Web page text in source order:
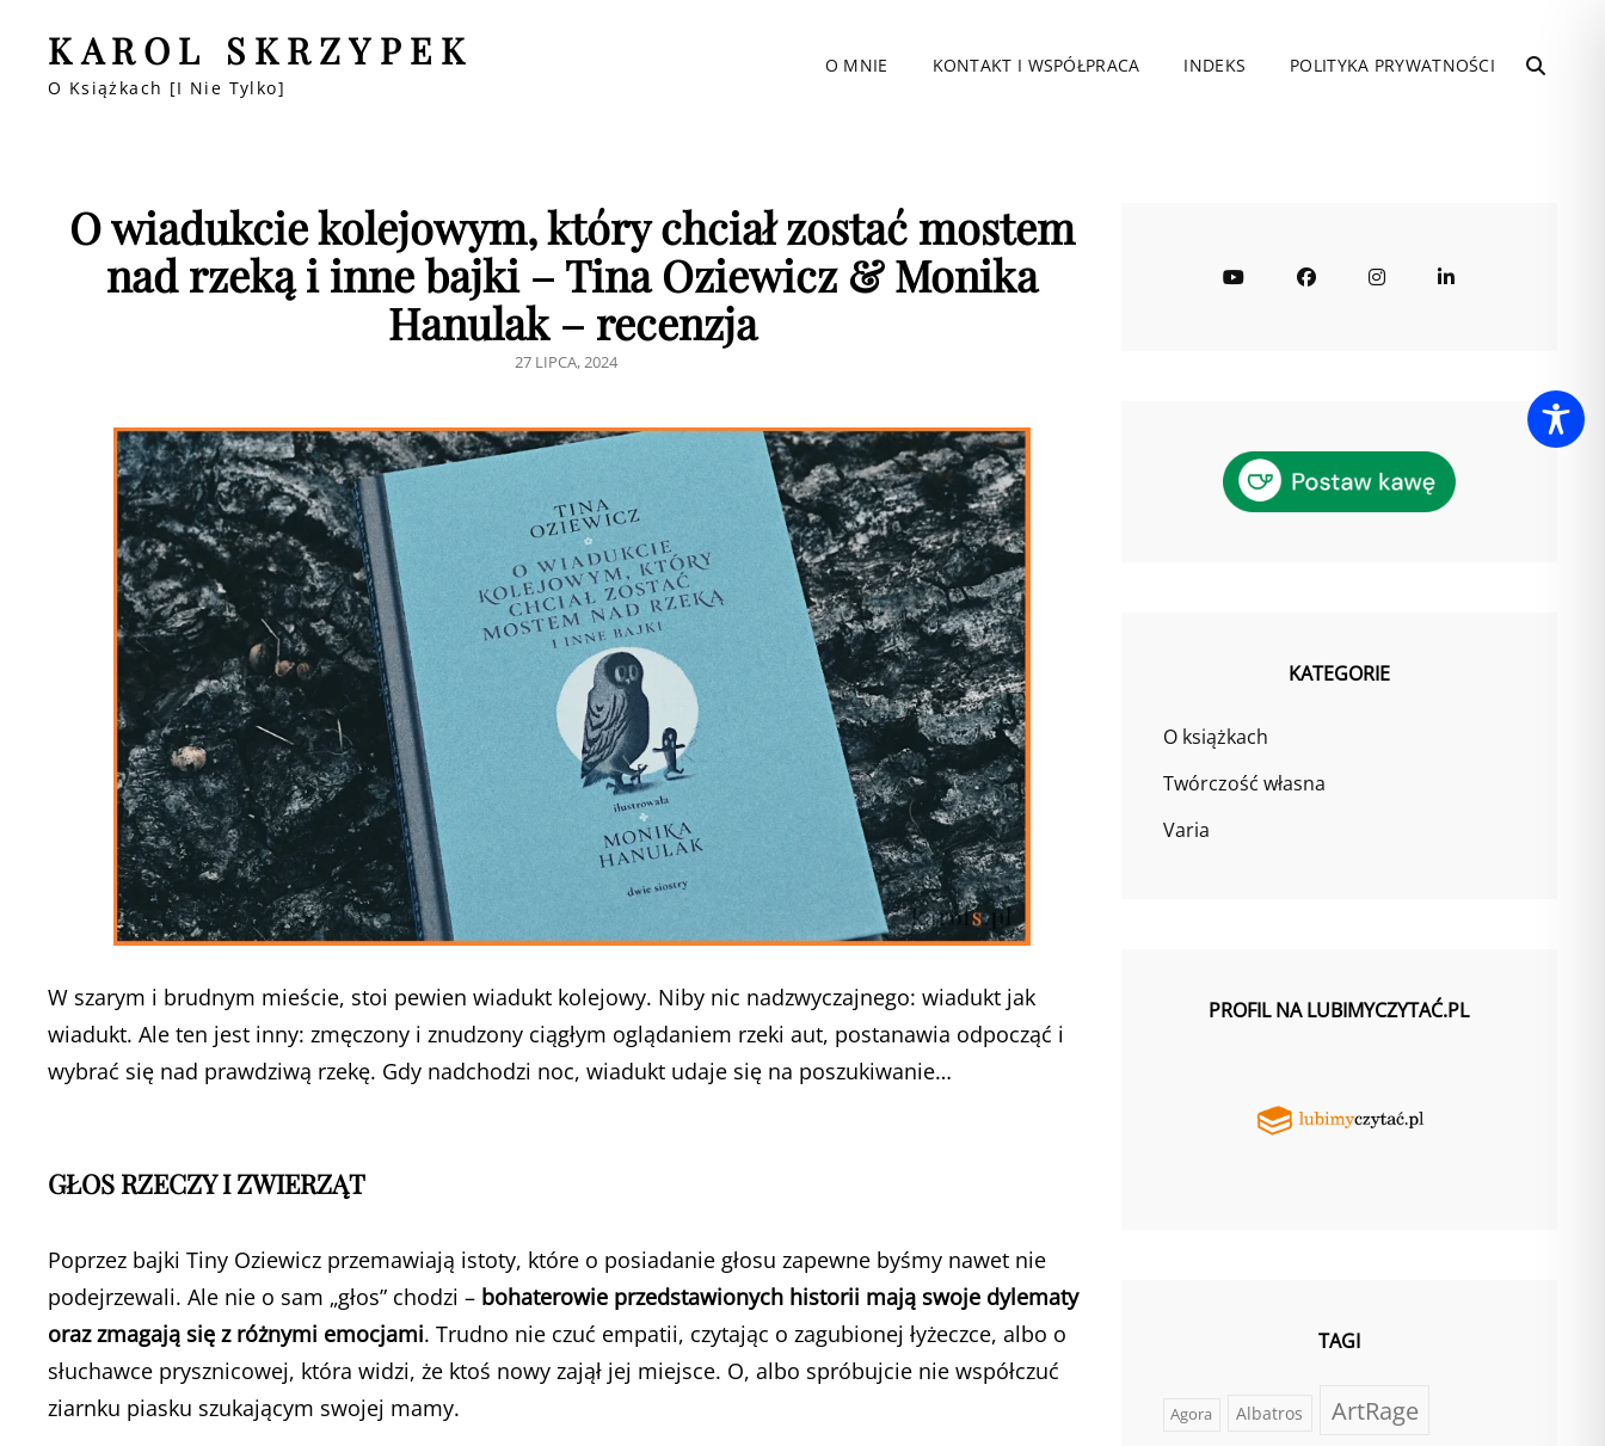
KAROL SKRZYPEK
O Książkach [i Nie Tylko]
O MNIE KONTAKT I WSPÓŁPRACA INDEKS POLITYKA PRYWATNOŚCI
O wiadukcie kolejowym, który chciał zostać mostem
nad rzeką i inne bajki – Tina Oziewicz & Monika
Hanulak – recenzja
POSTED
27 LIPCA, 2024
W szarym i brudnym mieście, stoi pewien wiadukt kolejowy. Niby nic nadzwyczajnego: wiadukt jak
wiadukt. Ale ten jest inny: zmęczony i znudzony ciągłym oglądaniem rzeki aut, postanawia odpocząć i
wybrać się nad prawdziwą rzekę. Gdy nadchodzi noc, wiadukt udaje się na poszukiwanie…
GŁOS RZECZY I ZWIERZĄT
Poprzez bajki Tiny Oziewicz przemawiają istoty, które o posiadanie głosu zapewne byśmy nawet nie
podejrzewali. Ale nie o sam „głos” chodzi – bohaterowie przedstawionych historii mają swoje dylematy
oraz zmagają się z różnymi emocjami. Trudno nie czuć empatii, czytając o zagubionej łyżeczce, albo o
słuchawce prysznicowej, która widzi, że ktoś nowy zajął jej miejsce. O, albo spróbujcie nie współczuć
ziarnku piasku szukającym swojej mamy.
YouTubeFacebookInstagramLinkedIn
KATEGORIE
O książkach
Twórczość własna
Varia
PROFIL NA LUBIMYCZYTAĆ.PL
TAGI
Agora Albatros ArtRage